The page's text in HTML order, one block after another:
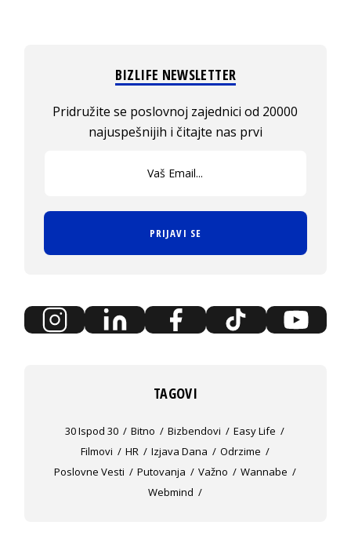
BIZLIFE NEWSLETTER
Pridružite se poslovnoj zajednici od 20000
najuspešnijih i čitajte nas prvi
PRIJAVI SE
TAGOVI
30 Ispod 30 Bitno Bizbendovi
Easy Life
Filmovi
HR Izjava Dana
Odrzime
Poslovne Vesti
Putovanja Važno
Wannabe
Webmind